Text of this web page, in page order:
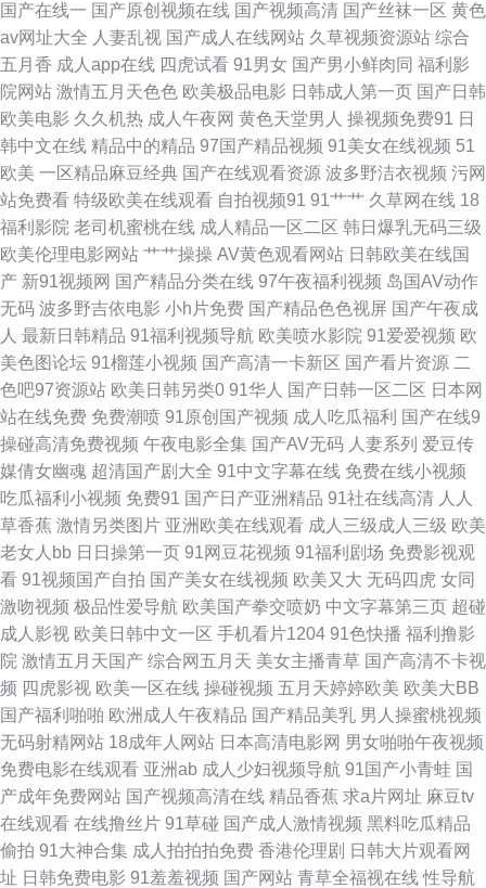
出久久 日韩第32页 欧美在线成人网 人妻午夜天堂 免费操逼视频导航 欧美日
韩中文字幕 男人天堂色色av 欧美色欧美网 乱色导航 久久国产91做爱视频 男
女草草草 麻豆精品在线不卡 精品日韩成人 精品精品 久久精品欧美 九一香蕉
视频撸啊撸 久久性视频 久久国产福利 久久伊人av一起 久草福利视频 极品五
月花综合 极品黑丝91av 国产精品久久精品久久 黑丝AV 久久大黄视频网站
中文字幕在线日韩 91入口17 91网页免费入囗 91孕妇直射 91色色狼美日 91
人妻人人操人人爱 91麻豆人妻偷人精品 91久久乱子伦 91福利姬免费看 91
韩国老司机 91视频导航 91在线资源福利站 91岁成人观看的片 91免费在线
观看网站 国产成人社区 91草碰 国际自在自拍 91社区蝌蚪视频 熟妇人妻一二
三区 超碰国产女人天堂 亚洲美成人网 国产黑料网站 女同六区 91在线观看免
费精品视频 91啦中文 欧美久久一级久久九九 91成人黄色电影大全 91麻豆高
清视频 91深插 91日本视频在线观看 91迷奸在线 91深夜社区 91色在色蝌蚪
91麻豆福利院影 91官网国产 91偷拍网海角社区 99国产精品久久成人 导航
福利日韩欧美 丁香五月天色色 国产精品午夜福利一区 国产电影三区 国内51
视频 国产亚洲欧洲高潮 影音先锋av中文 91次员 91成人视颖 91HDavav在线
91社区成人网站 91免费看成人电影 91精选 91国产极品丝袜女 91大神啪视
国产在线一 国产原创视频在线 国产视频高清 国产丝袜一区 黄色
av网址大全 人妻乱视 国产成人在线网站 久草视频资源站 综合
五月香 成人app在线 四虎试看 91男女 国产男小鲜肉同 福利影
院网站 激情五月天色色 欧美极品电影 日韩成人第一页 国产日韩
欧美电影 久久机热 成人午夜网 黄色天堂男人 操视频免费91 日
韩中文在线 精品中的精品 97国产精品视频 91美女在线视频 51
欧美 一区精品麻豆经典 国产在线观看资源 波多野洁衣视频 污网
站免费看 特级欧美在线观看 自拍视频91 91艹艹 久草网在线 18
福利影院 老司机蜜桃在线 成人精品一区二区 韩日爆乳无码三级
欧美伦理电影网站 艹艹操操 AV黄色观看网站 日韩欧美在线国
产 新91视频网 国产精品分类在线 97午夜福利视频 岛国AV动作
无码 波多野吉依电影 小h片免费 国产精品色色视屏 国产午夜成
人 最新日韩精品 91福利视频导航 欧美喷水影院 91爱爱视频 欧
美色图论坛 91榴莲小视频 国产高清一卡新区 国产看片资源 二
色吧97资源站 欧美日韩另类0 91华人 国产日韩一区二区 日本网
站在线免费 免费潮喷 91原创国产视频 成人吃瓜福利 国产在线9
操碰高清免费视频 午夜电影全集 国产AV无码 人妻系列 爱豆传
媒倩女幽魂 超清国产剧大全 91中文字幕在线 免费在线小视频
吃瓜福利小视频 免费91 国产日产亚洲精品 91社在线高清 人人
草香蕉 激情另类图片 亚洲欧美在线观看 成人三级成人三级 欧美
老女人bb 日日操第一页 91网豆花视频 91福利剧场 免费影视观
看 91视频国产自拍 国产美女在线视频 欧美又大 无码四虎 女同
激吻视频 极品性爱导航 欧美国产拳交喷奶 中文字幕第三页 超碰
成人影视 欧美日韩中文一区 手机看片1204 91色快播 福利撸影
院 激情五月天国产 综合网五月天 美女主播青草 国产高清不卡视
频 四虎影视 欧美一区在线 操碰视频 五月天婷婷欧美 欧美大BB
国产福利啪啪 欧洲成人午夜精品 国产精品美乳 男人操蜜桃视频
无码射精网站 18成年人网站 日本高清电影网 男女啪啪午夜视频
免费电影在线观看 亚洲ab 成人少妇视频导航 91国产小青蛙 国
产成年免费网站 国产视频高清在线 精品香蕉 求a片网址 麻豆tv
在线观看 在线撸丝片 91草碰 国产成人激情视频 黑料吃瓜精品
偷拍 91大神合集 成人拍拍拍免费 香港伦理剧 日韩大片观看网
址 日韩免费电影 91羞羞视频 国产网站 青草全福视在线 性导航